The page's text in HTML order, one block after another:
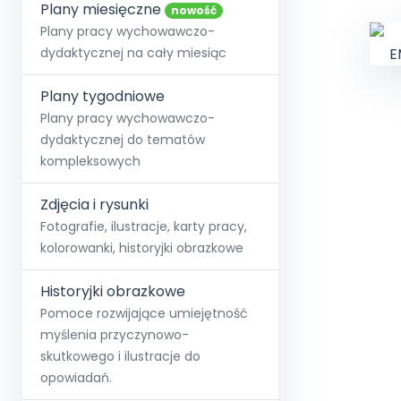
Społeczność
+48 12 631 04 10
kontakt@blizejprzedszkola.pl
O miesięczniku
Strona główna
O Akademii
Akademia
Poznaj pakiet MAX
Testuj przez 7 dni Pełen
Wszystkie projekty
Skontaktuj się
Dodaj wpis
Plany miesięczne nowość
Plany pracy wychowawczo-
dydaktycznej na cały miesiąc
Plany tygodniowe
Plany pracy wychowawczo-
dydaktycznej do tematów
kompleksowych
Zdjęcia i rysunki
Fotografie, ilustracje, karty pracy,
kolorowanki, historyjki obrazkowe
Historyjki obrazkowe
Pomoce rozwijające umiejętność
myślenia przyczynowo-
skutkowego i ilustracje do
opowiadań.